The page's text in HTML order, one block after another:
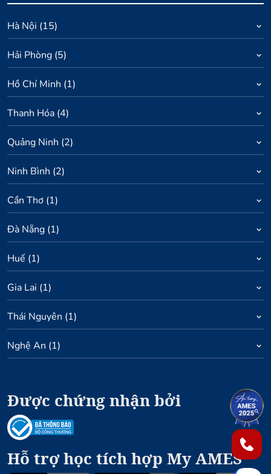
Hà Nội (15)
Hải Phòng (5)
Hồ Chí Minh (1)
Thanh Hóa (4)
Quảng Ninh (2)
Ninh Bình (2)
Cần Thơ (1)
Đà Nẵng (1)
Huế (1)
Gia Lai (1)
Thái Nguyên (1)
Nghệ An (1)
Được chứng nhận bởi
Hỗ trợ học tích hợp My AMES